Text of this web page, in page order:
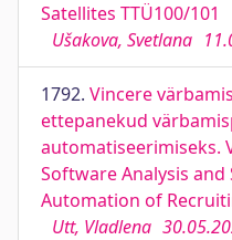
Satellites TTÜ100/101
Ušakova, Svetlana
1792. Vincere
ettepanekud
automatiseerimiseks.
Software Analysis
Automation of
Utt, Vladlena